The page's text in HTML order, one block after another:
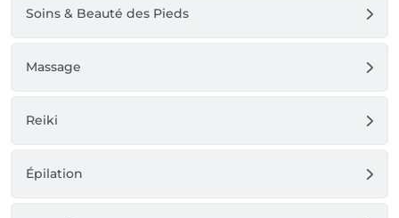
Soins & Beauté des Pieds
Massage
Reiki
Épilation